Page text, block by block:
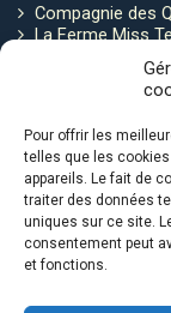
Pour offrir les
telles que les
appareils. Le fait de
traiter des données
uniques sur ce site.
consentement peut
et fonctions.
Compagnie des
La Ferme Miss
Politique de
Avec le soutien de :